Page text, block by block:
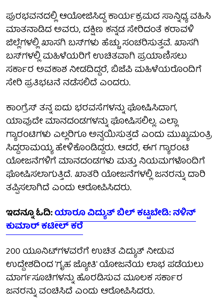
ಪುರಭವನದಲ್ಲಿ ಆಯೋಜಿಸಿದ್ದ ಕಾರ್ಯಕ್ರಮದ ಸಾನ್ನಿಧ್ಯ ವಹಿಸಿ
ಮಾತನಾಡಿದ ಅವರು, ದಕ್ಷಿಣ ಕನ್ನಡ ಸೇರಿದಂತೆ ಕರಾವಳಿ
ಜಿಲ್ಲೆಗಳಲ್ಲಿ ಖಾಸಗಿ ಬಸ್‌ಗಳು ಹೆಚ್ಚು ಸಂಚರಿಸುತ್ತವೆ. ಖಾಸಗಿ
ಬಸ್‌ಗಳಲ್ಲಿ ಮಹಿಳೆಯರಿಗೆ ಉಚಿತವಾಗಿ ಪ್ರಯಾಣಿಸಲು
ಸರ್ಕಾರ ಅವಕಾಶ ನೀಡದಿದ್ದರೆ, ಬಿಜೆಪಿ ಮಹಿಳೆಯರೊಂದಿಗೆ
ಸೇರಿ ಪ್ರತಿಭಟನೆ ನಡೆಸಲಿದೆ ಎಂದರು.
ಕಾಂಗ್ರೆಸ್ ತನ್ನ ಐದು ಭರವಸೆಗಳನ್ನು ಘೋಷಿಸಿದಾಗ,
ಯಾವುದೇ ಮಾನದಂಡಗಳನ್ನು ಘೋಷಿಸಲಿಲ್ಲ. ಎಲ್ಲಾ
ಗ್ಯಾರಂಟಿಗಳು ಎಲ್ಲರಿಗೂ ಅನ್ವಯಿಸುತ್ತದೆ ಎಂದು ಮುಖ್ಯಮಂತ್ರಿ
ಸಿದ್ದರಾಮಯ್ಯ ಹೇಳಿಕೊಂಡಿದ್ದರು. ಆದರೆ, ಈಗ ಗ್ಯಾರಂಟಿ
ಯೋಜನೆಗಳಿಗೆ ಮಾನದಂಡಗಳು ಮತ್ತು ನಿಯಮಗಳೊಂದಿಗೆ
ಘೋಷಿಸಲಾಗುತ್ತಿದೆ. ಖಾತರಿ ಯೋಜನೆಗಳಲ್ಲಿ ಜನರನ್ನು ದಾರಿ
ತಪ್ಪಿಸಲಾಗಿದೆ ಎಂದು ಆರೋಪಿಸಿದರು.
ಇದನ್ನೂ ಓದಿ:ಯಾರೂ ವಿದ್ಯುತ್‌ ಬಿಲ್‌ ಕಟ್ಟಬೇಡಿ: ನಳಿನ್‌
ಕುಮಾರ್‌ ಕಟೀಲ್‌ ಕರೆ
200 ಯೂನಿಟ್‌ಗಳವರೆಗೆ ಉಚಿತ ವಿದ್ಯುತ್ ನೀಡುವ
ಉದ್ದೇಶದಿಂದ 'ಗೃಹ ಜ್ಯೋತಿ' ಯೋಜನೆಯ ಲಾಭ ಪಡೆಯಲು
ಮಾರ್ಗಸೂಚಿಗಳನ್ನು ಹೊರಡಿಸುವ ಮೂಲಕ ಸರ್ಕಾರ
ಜನರನ್ನು ವಂಚಿಸಿದೆ ಎಂದು ಆರೋಪಿಸಿದರು.